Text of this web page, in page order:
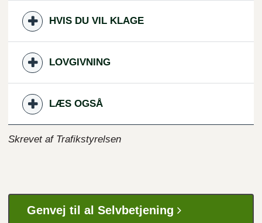
HVIS DU VIL KLAGE
LOVGIVNING
LÆS OGSÅ
Skrevet af Trafikstyrelsen
Genvej til al Selvbetjening